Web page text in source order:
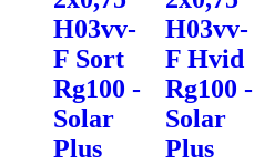
H03vv-
F Sort
Rg100 -
Solar
Plus
H03vv-
F Hvid
Rg100 -
Solar
Plus